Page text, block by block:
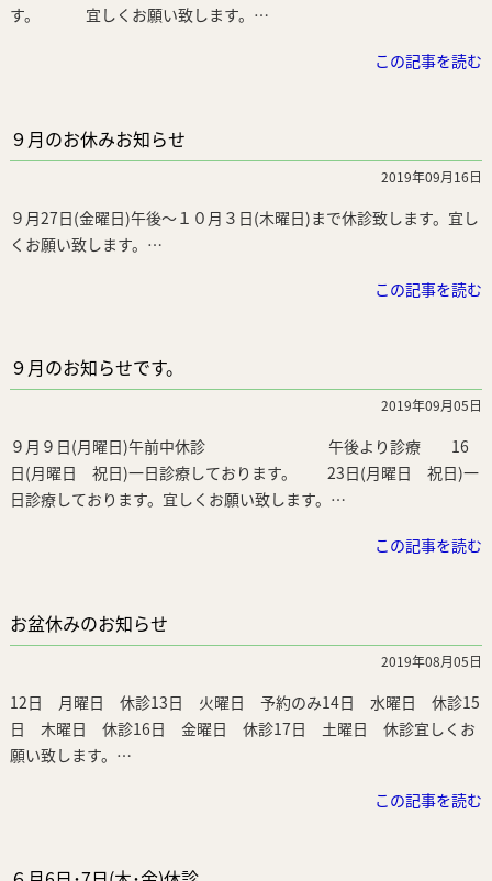
す。 宜しくお願い致します。…
この記事を読む
９月のお休みお知らせ
2019年09月16日
９月27日(金曜日)午後～１０月３日(木曜日)まで休診致します。宜し
くお願い致します。…
この記事を読む
９月のお知らせです。
2019年09月05日
９月９日(月曜日)午前中休診 午後より診療 16
日(月曜日 祝日)一日診療しております。 23日(月曜日 祝日)一
日診療しております。宜しくお願い致します。…
この記事を読む
お盆休みのお知らせ
2019年08月05日
12日 月曜日 休診13日 火曜日 予約のみ14日 水曜日 休診15
日 木曜日 休診16日 金曜日 休診17日 土曜日 休診宜しくお
願い致します。…
この記事を読む